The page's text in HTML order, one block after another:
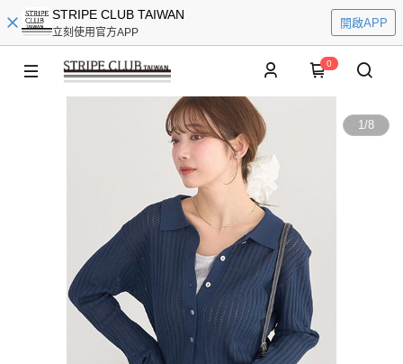
STRIPE CLUB TAIWAN
立刻使用官方APP
開啟APP
0
1/8